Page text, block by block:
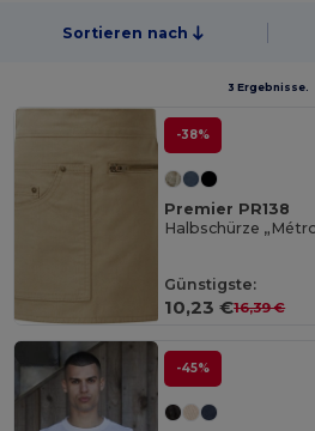
Sortieren nach
3 Ergebnisse.
-38%
Premier PR138
Halbschürze
Günstigste:
10,23 €16,39 €
-45%